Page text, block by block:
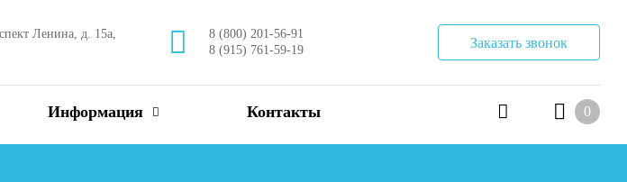
Ленина, д. 15а,
8 (800) 201-56-91
8 (915) 761-59-19
Заказать звонок
Информация Контакты 0